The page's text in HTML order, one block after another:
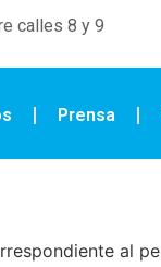
calles 8 y 9
Prensa
al